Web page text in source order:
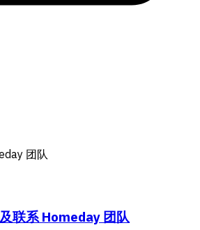
团队
联系 Homeday 团队